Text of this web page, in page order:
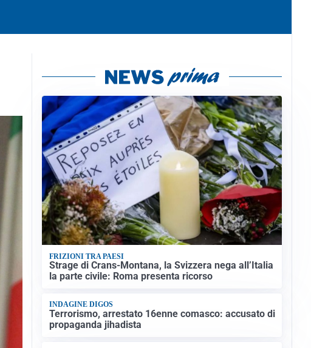
FRIZIONI TRA PAESI
Strage di Crans-Montana, la Svizzera nega all’Italia
la parte civile: Roma presenta ricorso
INDAGINE DIGOS
Terrorismo, arrestato 16enne comasco: accusato di
propaganda jihadista